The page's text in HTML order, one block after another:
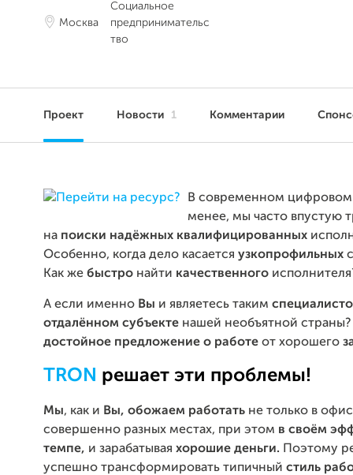
Москва
Социальное
предпринимательс
тво
Проект Новости 1 Комментарии
В современном
менее, мы часто впустую
на поиски надёжных квалифицированных
Особенно, когда дело касается узкопрофильных
Как же быстро найти качественного
А если именно Вы и являетесь таким
отдалённом субъекте нашей необъятной страны?
достойное предложение о работе от хорошего
TRON решает эти проблемы!
Мы, как и Вы, обожаем работать не только в
совершенно разных местах, при этом в своём
темпе, и зарабатывая хорошие деньги.
Поэтому
успешно трансформировать типичный стиль